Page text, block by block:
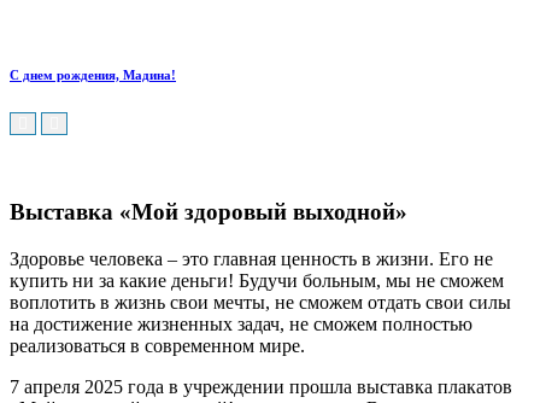
С днем рождения, Мадина!
Выставка «Мой здоровый выходной»
Здоровье человека – это главная ценность в жизни. Его не
купить ни за какие деньги! Будучи больным, мы не сможем
воплотить в жизнь свои мечты, не сможем отдать свои силы
на достижение жизненных задач, не сможем полностью
реализоваться в современном мире.
7 апреля 2025 года в учреждении прошла выставка плакатов